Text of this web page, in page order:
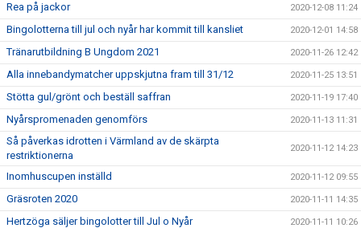
Rea på jackor 2020-12-08 11:24
Bingolotterna till jul och nyår har kommit till kansliet 2020-12-01 14:58
Tränarutbildning B Ungdom 2021 2020-11-26 12:42
Alla innebandymatcher uppskjutna fram till 31/12 2020-11-25 13:51
Stötta gul/grönt och beställ saffran 2020-11-19 17:40
Nyårspromenaden genomförs 2020-11-13 11:31
Så påverkas idrotten i Värmland av de skärpta
restriktionerna
2020-11-12 14:23
Inomhuscupen inställd 2020-11-12 09:55
Gräsroten 2020 2020-11-11 14:35
Hertzöga säljer bingolotter till Jul o Nyår 2020-11-11 10:26